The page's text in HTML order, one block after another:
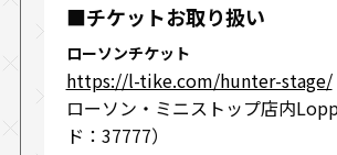
■チケットお取り扱い
ローソンチケット
https://l-tike.com/hunter-stage/
ローソン・ミニストップ店内
ド：37777）